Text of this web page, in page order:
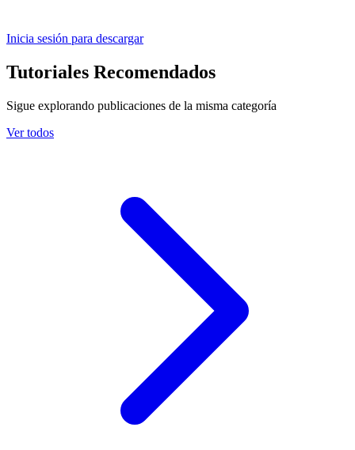
Inicia sesión para descargar
Tutoriales Recomendados
Sigue explorando publicaciones de la misma categoría
Ver todos